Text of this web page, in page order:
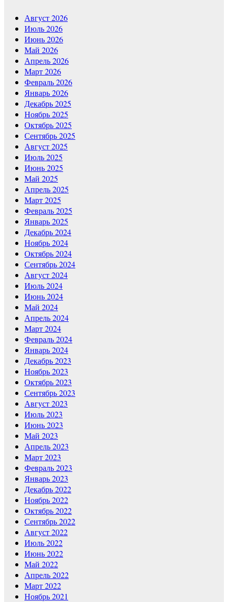
Август 2026
Июль 2026
Июнь 2026
Май 2026
Апрель 2026
Март 2026
Февраль 2026
Январь 2026
Декабрь 2025
Ноябрь 2025
Октябрь 2025
Сентябрь 2025
Август 2025
Июль 2025
Июнь 2025
Май 2025
Апрель 2025
Март 2025
Февраль 2025
Январь 2025
Декабрь 2024
Ноябрь 2024
Октябрь 2024
Сентябрь 2024
Август 2024
Июль 2024
Июнь 2024
Май 2024
Апрель 2024
Март 2024
Февраль 2024
Январь 2024
Декабрь 2023
Ноябрь 2023
Октябрь 2023
Сентябрь 2023
Август 2023
Июль 2023
Июнь 2023
Май 2023
Апрель 2023
Март 2023
Февраль 2023
Январь 2023
Декабрь 2022
Ноябрь 2022
Октябрь 2022
Сентябрь 2022
Август 2022
Июль 2022
Июнь 2022
Май 2022
Апрель 2022
Март 2022
Ноябрь 2021